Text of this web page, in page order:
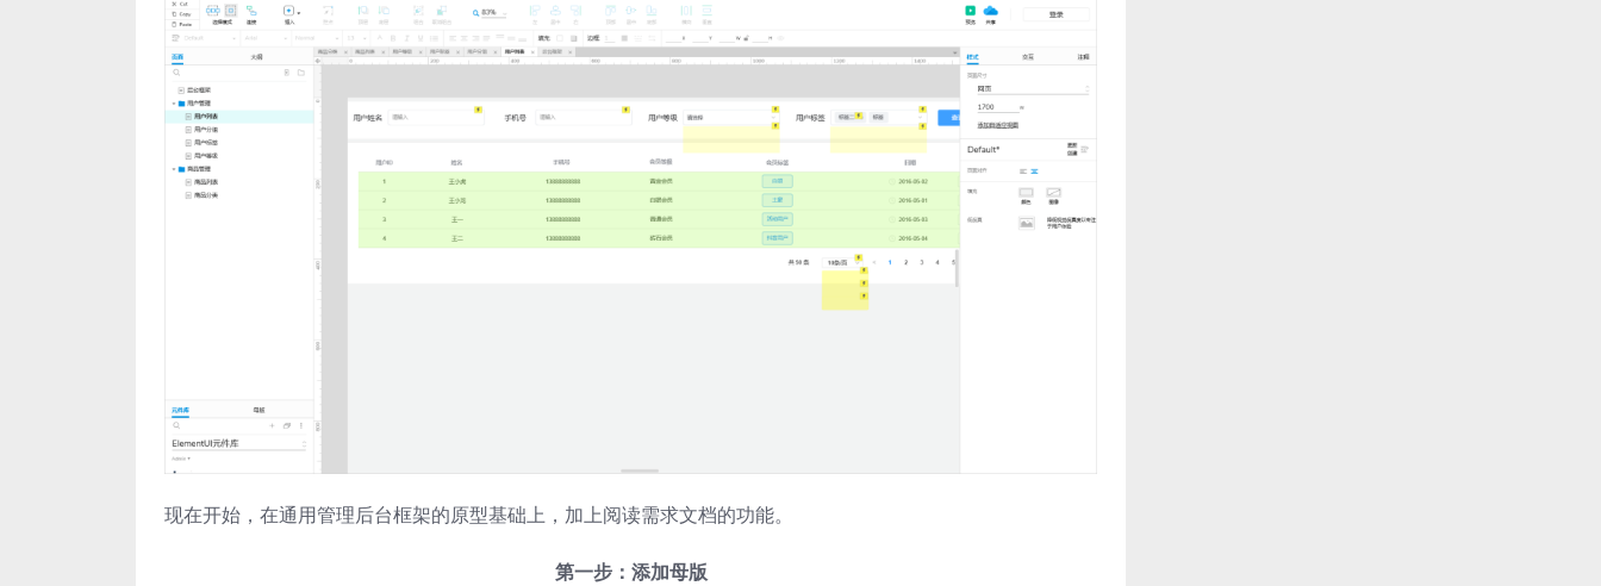
现在开始，在通用管理后台框架的原型基础上，加上阅读需求文档的功能。
第一步：添加母版